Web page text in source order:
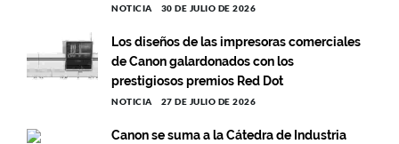
NOTICIA 30 DE JULIO DE 2026
Los diseños de las impresoras comerciales
de Canon galardonados con los
prestigiosos premios Red Dot
NOTICIA 27 DE JULIO DE 2026
Canon se suma a la Cátedra de Industria